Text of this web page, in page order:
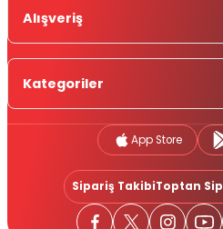
Alışveriş
Kategoriler
App Store
Sipariş TakibiToptan